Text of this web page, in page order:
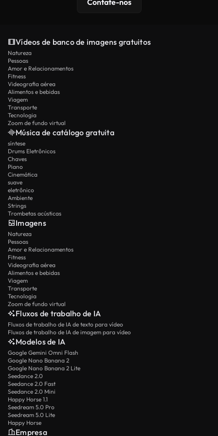
Contate-nos
Vídeos de banco de imagens gratuitos
Natureza
Pessoas
Amor e Relacionamentos
Fitness
Videografia aérea
Alimentos e bebidas
Viagem
Transporte
Tecnologia
Zoom de fundo virtual
Música de catálogo gratuita
síntese
Drums Eletrônicos
Chaves
Piano
Cinemática
suave
eletrônico
Ambiente
Strings
Trombetas acústicas
Imagens
Natureza
Pessoas
Amor e Relacionamentos
Fitness
Videografia aérea
Alimentos e bebidas
Viagem
Transporte
Tecnologia
Zoom de fundo virtual
Fluxos de trabalho de IA
Fluxos de trabalho de IA de texto para vídeo
Fluxos de trabalho de IA de imagem para vídeo
Modelos de IA
Google Gemini Omni Flash
Google Nano Banana 2
Google Nano Banana 2 Lite
Seedance 2.0
Seedance 2.0 Fast
Seedance 2.0 Mini
Happy Horse 1.1
Seedream 5.0 Pro
Seedream 5.0 Lite
Happy Horse
Empresa